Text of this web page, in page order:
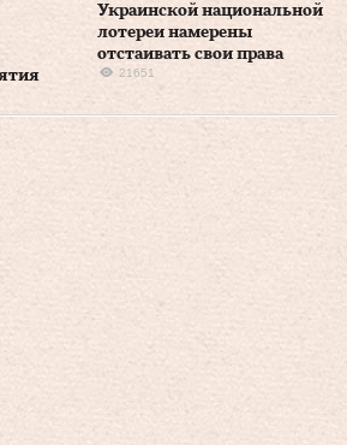
Украинской национальной
лотереи намерены
отстаивать свои права
21651